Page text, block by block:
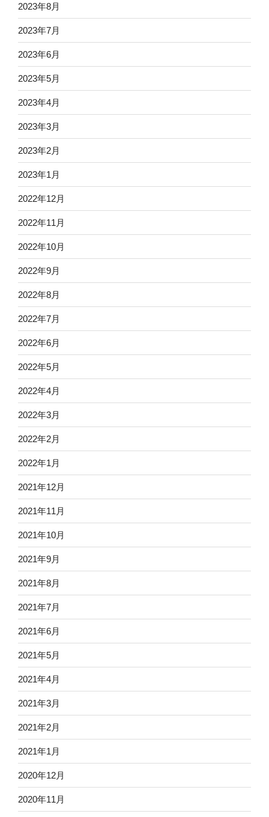
2023年8月
2023年7月
2023年6月
2023年5月
2023年4月
2023年3月
2023年2月
2023年1月
2022年12月
2022年11月
2022年10月
2022年9月
2022年8月
2022年7月
2022年6月
2022年5月
2022年4月
2022年3月
2022年2月
2022年1月
2021年12月
2021年11月
2021年10月
2021年9月
2021年8月
2021年7月
2021年6月
2021年5月
2021年4月
2021年3月
2021年2月
2021年1月
2020年12月
2020年11月